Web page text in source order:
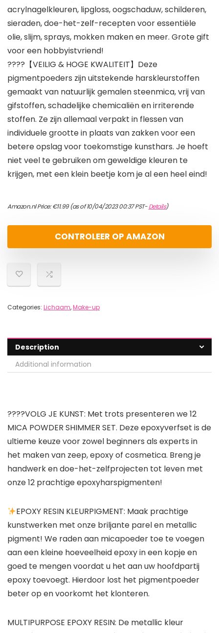
acrylnagelkleuren, lipgloss, oogschaduw, schilderen,
sieraden, doe-het-zelf-recepten voor essentiële
olie, slijm, sprays, mokken maken en meer. Grote gift
voor een hobbyistvriend!
????【VEILIG & HOGE KWALITEIT】Deze
pigmentpoeders zijn uitstekende harskleurstoffen
gemaakt van natuurlijk gemalen steenmica, vrij van
gifstoffen, schadelijke chemicaliën en irriterende
stoffen. Ze zijn allemaal verpakt in flessen van
individuele grootte in plaats van zakken voor een
betere opslag voor toekomstige kunsthars. Je hoeft
niet veel te gebruiken om geweldige kleuren te
krijgen, met een klein beetje kom je al een heel eind!
Amazon.nl Price:€11.99(as of 10/04/2023 00:37 PST-Details)
CONTROLEER OP AMAZON
Categories: Lichaam,Make-up
Description
Additional information
????VOLG JE KUNST: Met trots presenteren we 12
MICA POWDER SHIMMER SET. Deze epoxyverfset is de
ultieme keuze voor zowel beginners als experts in
het maken van zeep, epoxy of cosmetica. Breng je
handwerk en doe-het-zelfprojecten tot leven met
onze 12 prachtige epoxyharspigmenten!
EPOXY RESIN KLEURPIGMENT: Maak prachtige
kunstwerken met onze briljante parel en metallic
pigment! We raden aan micapoeder toe te voegen
aan een kleine hoeveelheid epoxy in een kopje en
goed te mengen voordat u het aan uw hoofdpartij
epoxy toevoegt. Hierdoor lost het pigmentpoeder
beter op en voorkomt het klonteren.
MULTIPURPOSE EPOXY RESIN: De metallic kleur